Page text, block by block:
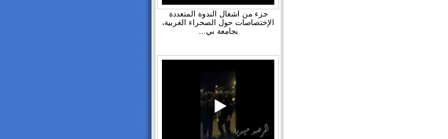
جزء من اشغال الندوة المتعددة
الإختصاصات حول الصحراء الغربية،
بجامعة بي...